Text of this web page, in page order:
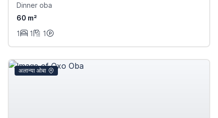
Dinner oba
60 m²
1
1 1
अलान्या ओबा